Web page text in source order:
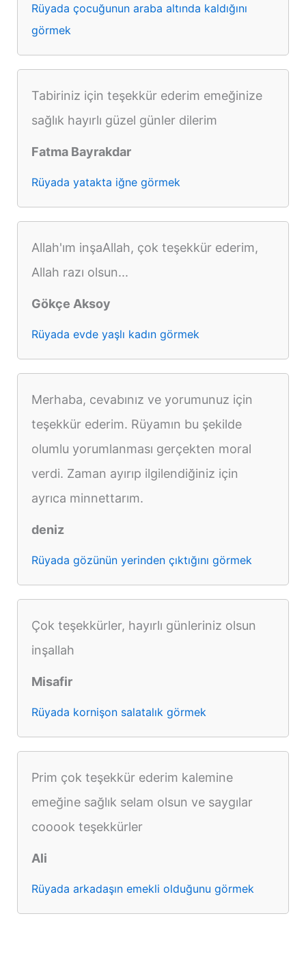
Rüyada çocuğunun araba altında kaldığını
görmek
Tabiriniz için teşekkür ederim emeğinize
sağlık hayırlı güzel günler dilerim
Fatma Bayrakdar
Rüyada yatakta iğne görmek
Allah'ım inşaAllah, çok teşekkür ederim,
Allah razı olsun...
Gökçe Aksoy
Rüyada evde yaşlı kadın görmek
Merhaba, cevabınız ve yorumunuz için
teşekkür ederim. Rüyamın bu şekilde
olumlu yorumlanması gerçekten moral
verdi. Zaman ayırıp ilgilendiğiniz için
ayrıca minnettarım.
deniz
Rüyada gözünün yerinden çıktığını görmek
Çok teşekkürler, hayırlı günleriniz olsun
inşallah
Misafir
Rüyada kornişon salatalık görmek
Prim çok teşekkür ederim kalemine
emeğine sağlık selam olsun ve saygılar
cooook teşekkürler
Ali
Rüyada arkadaşın emekli olduğunu görmek